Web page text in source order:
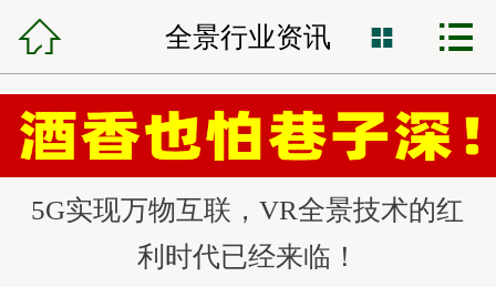
 锦程首页
网站建设
小程序开发
VR全景制作
全网营销
 全景行业资讯  
5G实现万物互联，VR全景技术的红
利时代已经来临！